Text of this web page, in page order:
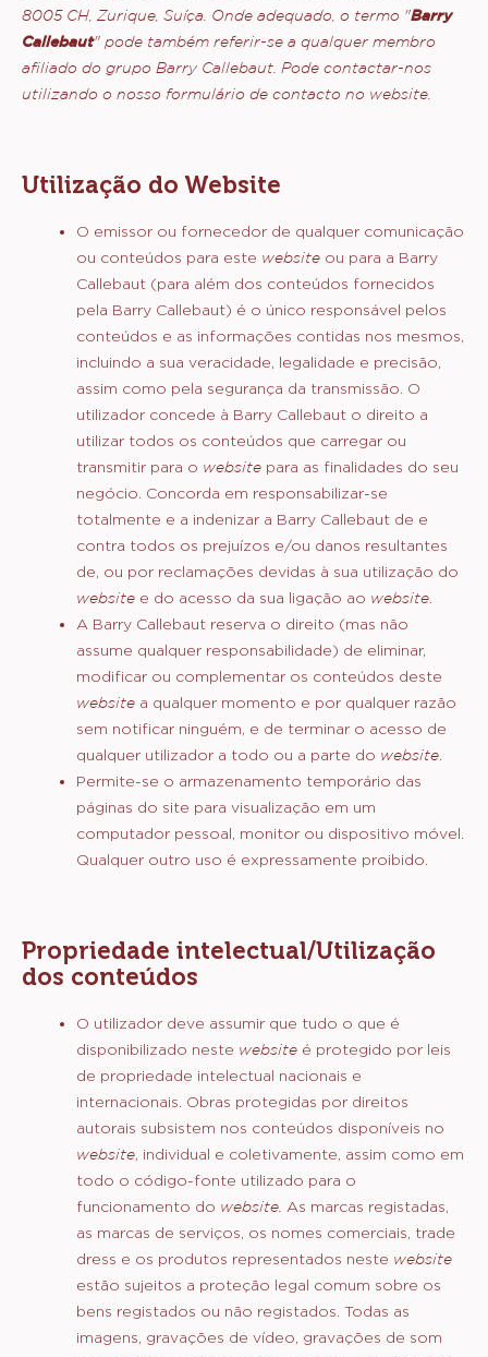
exclusivamente a nosso critério, através da atualização
desta publicação. O utilizador ficará vinculado a tais
revisões. Sempre que desejar utilizar este website,
consulte os Ternos de Utilização para assegurar que
Barry Callebaut que é responsável pelo website, em
particular a Barry Callebaut AG, Hardturmstrasse 181,
8005 CH, Zurique, Suíça. Onde adequado, o termo "Barry
Callebaut" pode também referir-se a qualquer membro
afiliado do grupo Barry Callebaut. Pode contactar-nos
utilizando o nosso formulário de contacto no website.
Utilização do Website
O emissor ou fornecedor de qualquer comunicação
ou conteúdos para este website
ou para a Barry
Callebaut (para além dos conteúdos fornecidos
pela Barry Callebaut) é o único responsável pelos
conteúdos e as informações contidas nos mesmos,
incluindo a sua veracidade, legalidade e precisão,
assim como pela segurança da transmissão. O
utilizador concede à Barry Callebaut o direito a
utilizar todos os conteúdos que carregar ou
transmitir para owebsite para as finalidades do seu
negócio. Concorda em responsabilizar-se
totalmente e a indenizar a Barry Callebaut de e
contra todos os prejuízos e/ou danos resultantes
de, ou por reclamações devidas à sua utilização do
websitee do acesso da sua ligação ao website
modificar ou complementar os conteúdos deste
websitea qualquer momento e por qualquer razão
qualquer utilizador a todo ou a parte dowebsite
Permite-se o armazenamento temporário das
páginas do site para visualização em um
computador pessoal, monitor ou dispositivo móvel.
Qualquer outro uso é expressamente proibido.
Propriedade intelectual/Utilização
dos conteúdos
O utilizador deve assumir que tudo o que é
disponibilizado nestewebsiteé protegido por leis
de propriedade intelectual nacionais e